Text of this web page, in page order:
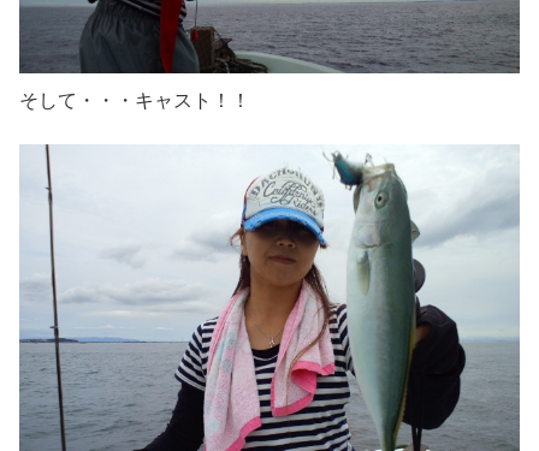
そして・・・キャスト！！